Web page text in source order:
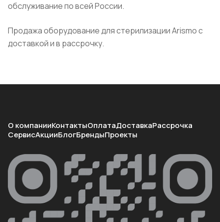
обслуживание по всей России.
Продажа оборудование для стерилизации Arismo с
доставкой и в рассрочку.
О компанииКонтактыОплатаДоставкаРассрочка
СервисАкцииБлогБрендыПроекты